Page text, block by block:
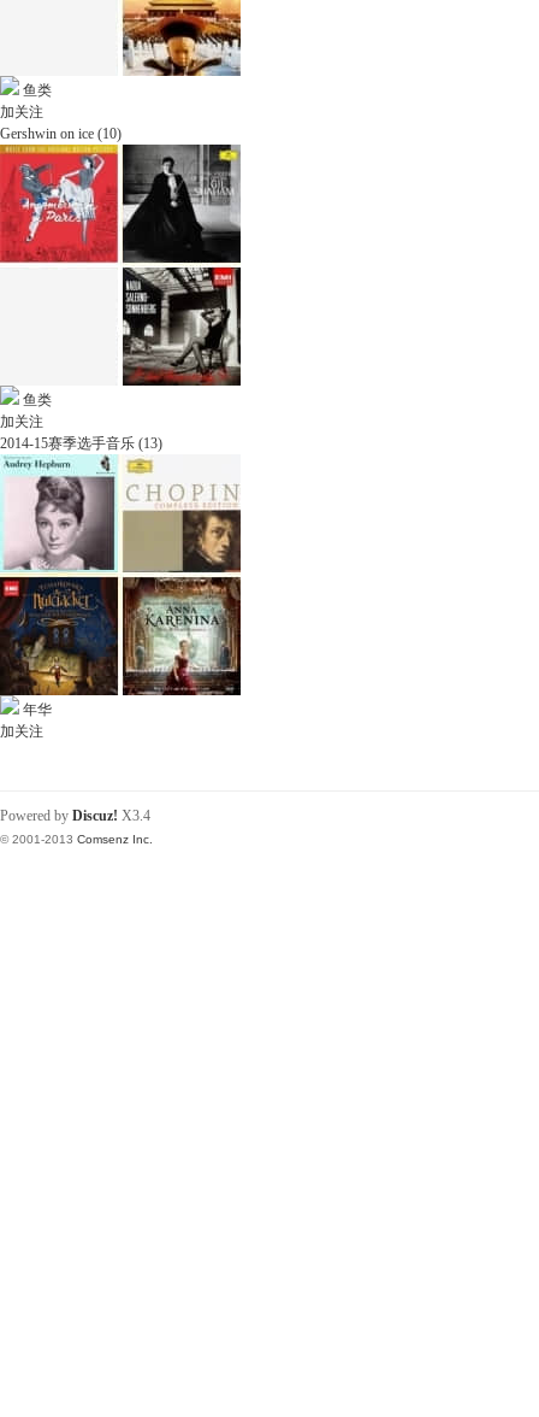
鱼类
加关注
Gershwin on ice (10)
鱼类
加关注
2014-15赛季选手音乐 (13)
年华
加关注
Powered by Discuz! X3.4
© 2001-2013 Comsenz Inc.